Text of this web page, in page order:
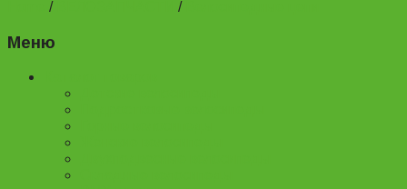
/ /
Меню